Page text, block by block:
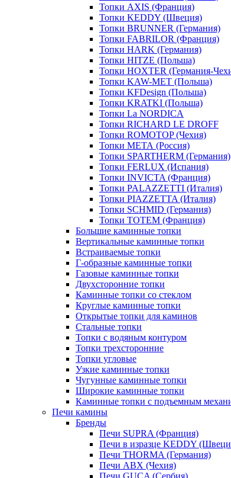
Топки AXIS (Франция)
Топки KEDDY (Швеция)
Топки BRUNNER (Германия)
Топки FABRILOR (Франция)
Топки HARK (Германия)
Топки HITZE (Польша)
Топки HOXTER (Германия-
Топки KAW-MET (Польша)
Топки KFDesign (Польша)
Топки KRATKI (Польша)
Топки La NORDICA
Топки RICHARD LE DROFF
Топки ROMOTOP (Чехия)
Топки МЕТА (Россия)
Топки SPARTHERM (Германия)
Топки FERLUX (Испания)
Топки INVICTA (Франция)
Топки PALAZZETTI (Италия)
Топки PIAZZETTA (Италия)
Топки SCHMID (Германия)
Топки TOTEM (Франция)
Большие каминные топки
Вертикальные каминные топки
Встраиваемые топки
Г-образные каминные топки
Газовые каминные топки
Двухсторонние топки
Каминные топки со стеклом
Круглые каминные топки
Открытые топки для каминов
Стальные топки
Топки с водяным контуром
Топки трехсторонние
Топки угловые
Узкие каминные топки
Чугунные каминные топки
Широкие каминные топки
Каминные топки с подъемным
Печи камины
Бренды
Печи SUPRA (Франция)
Печи в изразце KEDDY
Печи THORMA (Германия)
Печи ABX (Чехия)
Печи GUCA (Сербия)